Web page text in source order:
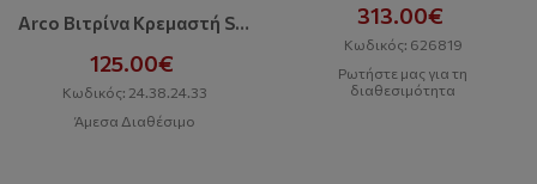
Arco Βιτρίνα Κρεμαστή Stock Κηφισού
125.00€
Κωδικός: 24.38.24.33
Άμεσα Διαθέσιμο
313.00€
Κωδικός: 626819
Ρωτήστε μας για τη
διαθεσιμότητα